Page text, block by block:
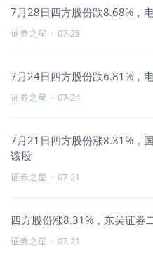
7月28日四方股份跌8.68%，
证券之星 · 07-28
7月24日四方股份跌6.81%，
证券之星 · 07-24
7月21日四方股份涨8.31%，
该股
证券之星 · 07-21
四方股份涨8.31%，东吴证券
证券之星 · 07-21